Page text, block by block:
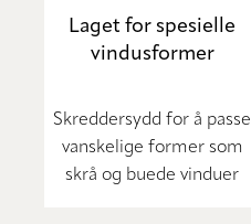
Laget for spesielle
vindusformer
Skreddersydd for å passe
vanskelige former som
skrå og buede vinduer